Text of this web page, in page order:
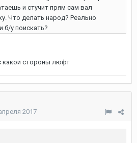
и стучит прям сам вал
Что делать народ? Реально
б/у поискать?
какой стороны люфт
2017